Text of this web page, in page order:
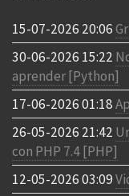
15-07-2026 20:06
30-06-2026 15:22
aprender [Python]
17-06-2026 01:18
26-05-2026 21:42
con PHP 7.4 [PHP]
12-05-2026 03:09